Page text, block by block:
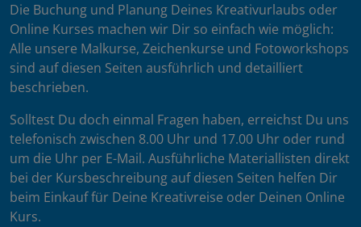
Die Buchung und Planung Deines Kreativurlaubs oder
Online Kurses machen wir Dir so einfach wie möglich:
Alle unsere Malkurse, Zeichenkurse und Fotoworkshops
sind auf diesen Seiten ausführlich und detailliert
beschrieben.
Solltest Du doch einmal Fragen haben, erreichst Du uns
telefonisch zwischen 8.00 Uhr und 17.00 Uhr oder rund
um die Uhr per E-Mail. Ausführliche Materiallisten direkt
bei der Kursbeschreibung auf diesen Seiten helfen Dir
beim Einkauf für Deine Kreativreise oder Deinen Online
Kurs.